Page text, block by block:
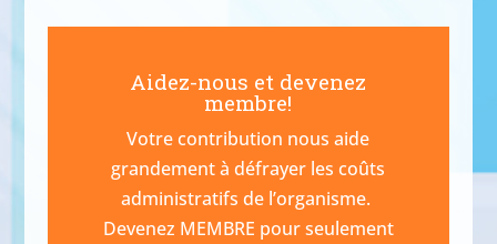
Aidez-nous et devenez
membre!
Votre contribution nous aide
grandement à défrayer les coûts
administratifs de l’organisme.
Devenez MEMBRE pour seulement